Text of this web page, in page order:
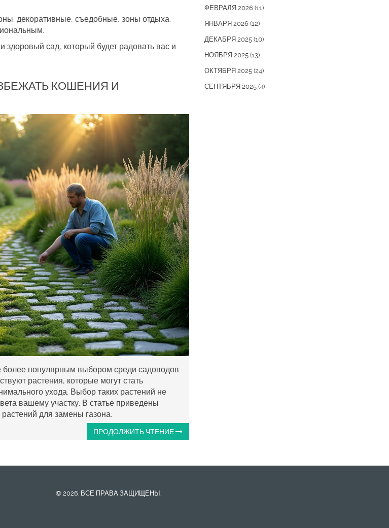
декоративные, съедобные, зоны отдыха.
сад, который будет радовать вас и
КОШЕНИЯ И
более популярным выбором среди садоводов.
растения, которые могут стать
ухода. Выбор таких растений не
вашему участку. В статье приведены
для замены газона.
ПРОДОЛЖИТЬ ЧТЕНИЕ
ФЕВРАЛЯ 2026 (11)
ЯНВАРЯ 2026 (12)
ДЕКАБРЯ 2025 (10)
НОЯБРЯ 2025 (13)
ОКТЯБРЯ 2025 (24)
СЕНТЯБРЯ 2025 (4)
© 2026. ВСЕ ПРАВА ЗАЩИЩЕНЫ.